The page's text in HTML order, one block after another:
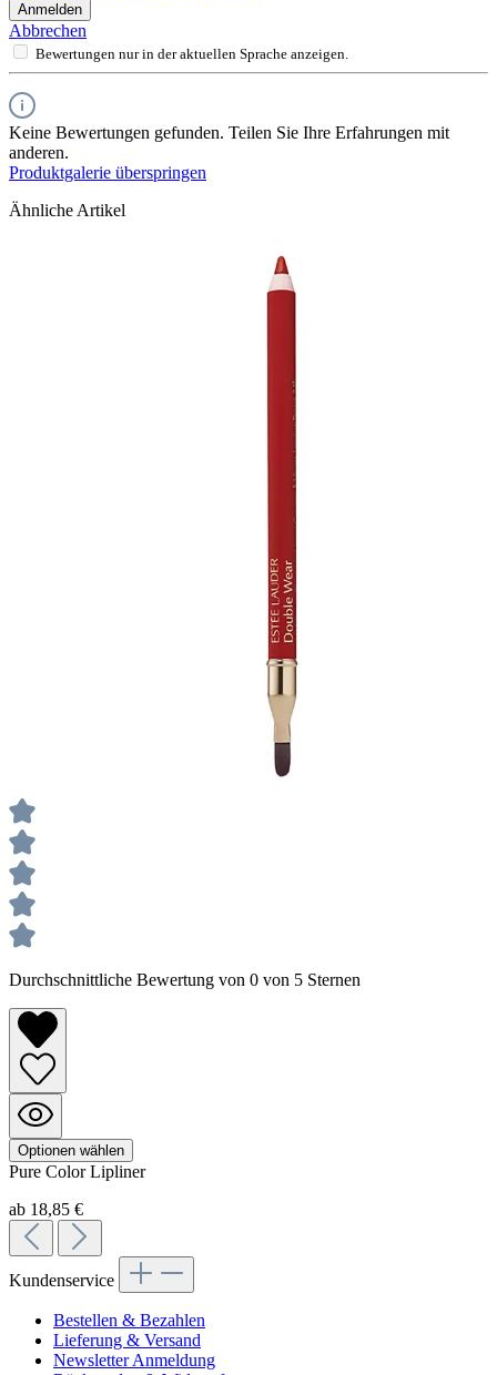
Anmelden
Abbrechen
Bewertungen nur in der aktuellen Sprache anzeigen.
Keine Bewertungen gefunden. Teilen Sie Ihre Erfahrungen mit
anderen.
Produktgalerie überspringen
Ähnliche Artikel
Durchschnittliche Bewertung von 0 von 5 Sternen
Optionen wählen
Pure ColorLipliner
ab 18,85 €
Kundenservice
Bestellen & Bezahlen
Lieferung & Versand
Newsletter Anmeldung